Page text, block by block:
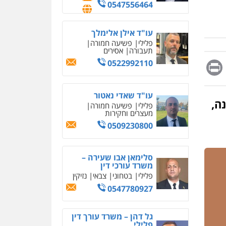
Message
Print
0547556464
עו"ד אילן אלימלך
פלילי פשיעה חמורה
תעבורה אסירים
0522992110
עו"ד שאדי נאטור
פלילי פשיעה חמורה
מעצרים וחקירות
0509230800
סלימאן אבו שעירה –
משרד עורכי דין
פלילי בטחוני צבאי נזיקין
0547780927
גל דהן – משרד עורך דין
אחסון אתרים
מהירות הגנה גיבוי
תמיכה שירותים מקצועיים
לעורכי דין
מרכז התחלה חדשה
שירותים מקצועיים לעורכי
דין
0544500346
מאיה בלום, עו"ס,
טיפול ושיקום
טיפול בהתמכרויות
שירותים מקצועיים לעורכי
דין
0504062539
עו"ד ד"ר אבי שקד
עבירות כלכליות הלבנת
הון חילוטים עבירות
פליליות